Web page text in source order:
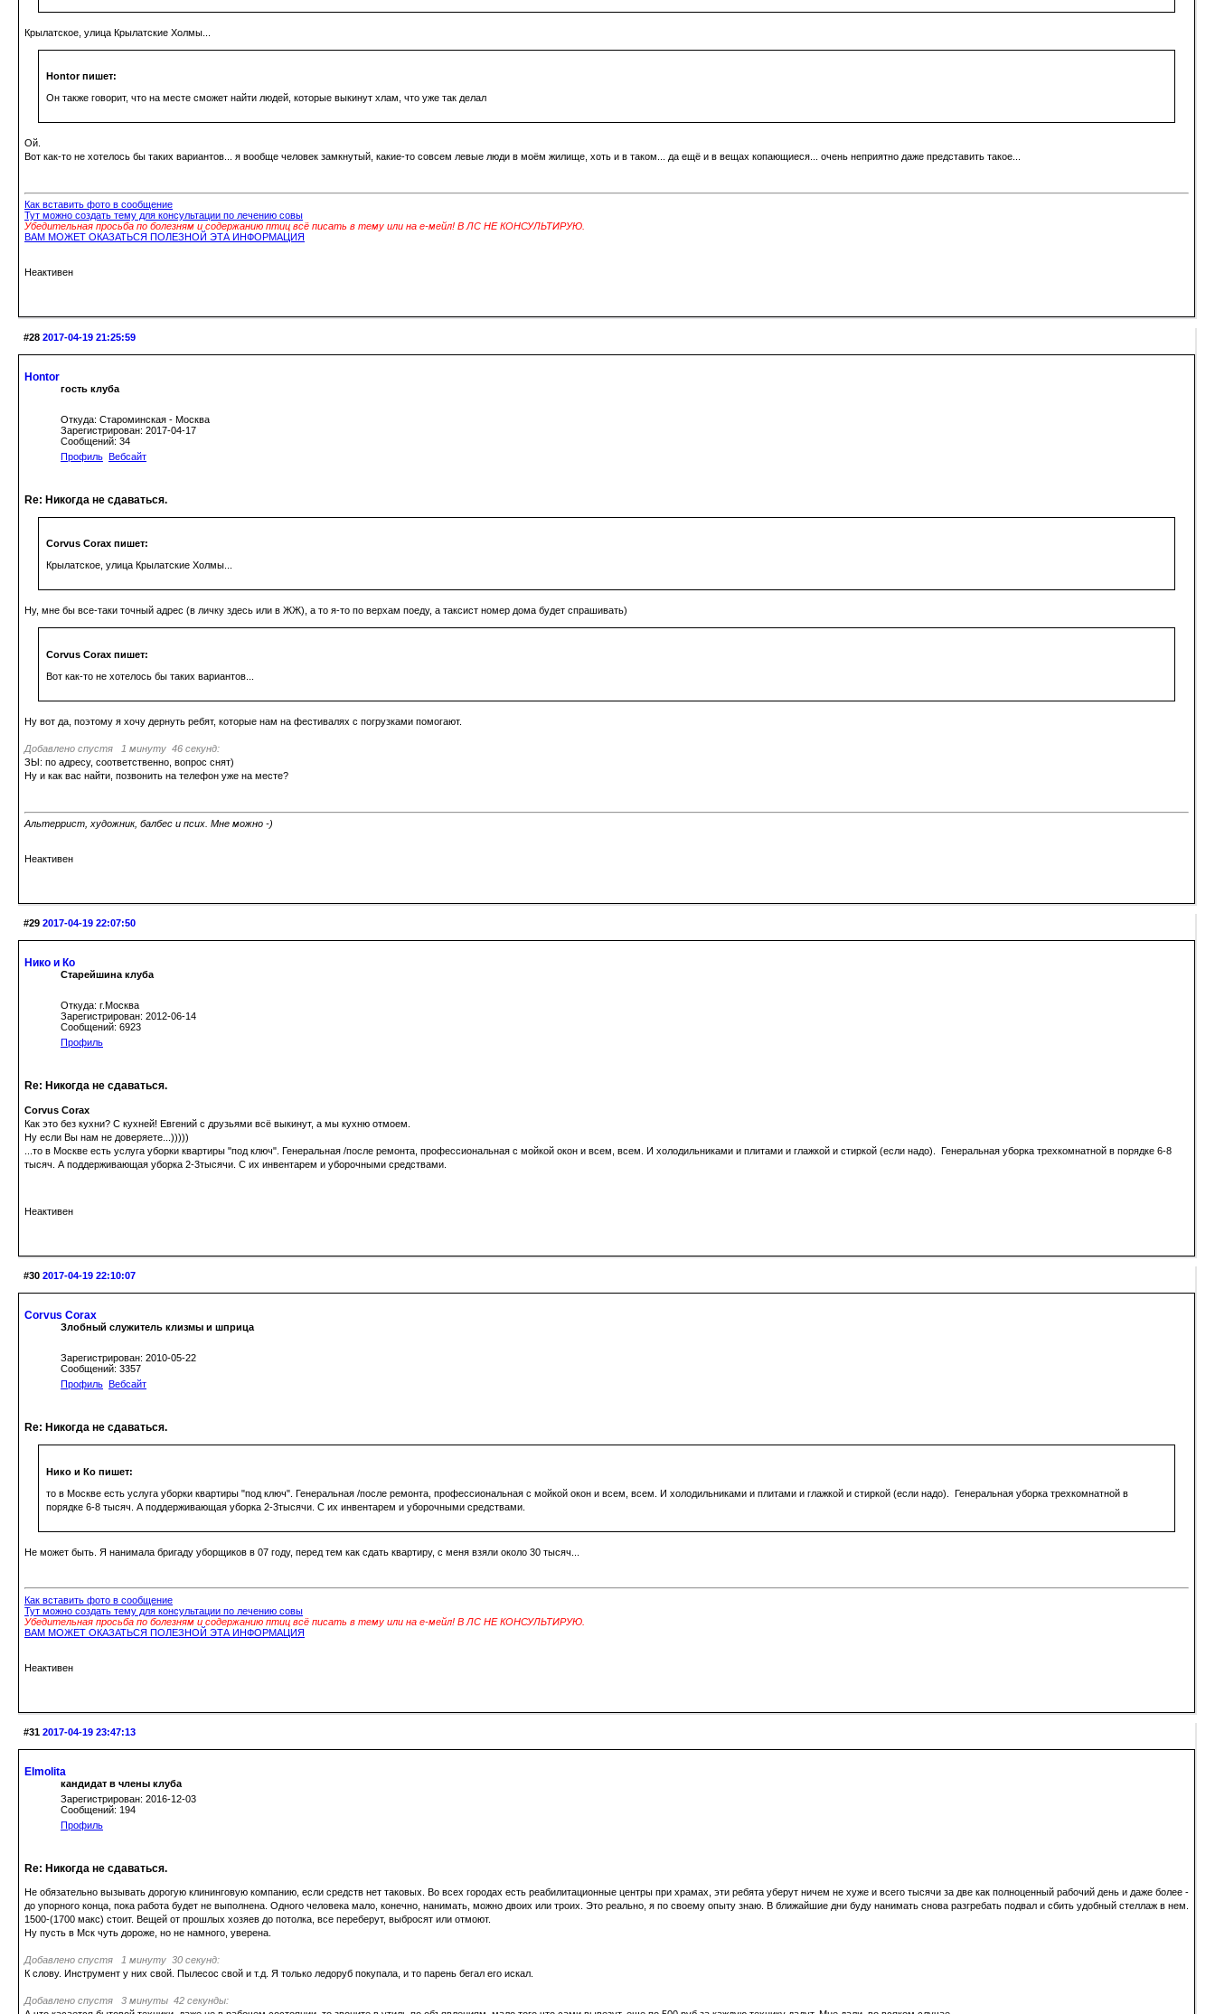
Крылатское, улица Крылатские Холмы...
Hontor пишет:
Он также говорит, что на месте сможет найти людей, которые выкинут хлам, что уже так делал
Ой.
Вот как-то не хотелось бы таких вариантов... я вообще человек замкнутый, какие-то совсем левые люди в моём жилище, хоть и в таком... да ещё и в вещах копающиеся... очень неприятно даже представить такое...
Как вставить фото в сообщение
Тут можно создать тему для консультации по лечению совы
Убедительная просьба по болезням и содержанию птиц всё писать в тему или на е-мейл! В ЛС НЕ КОНСУЛЬТИРУЮ.
ВАМ МОЖЕТ ОКАЗАТЬСЯ ПОЛЕЗНОЙ ЭТА ИНФОРМАЦИЯ
Неактивен
#28 2017-04-19 21:25:59
Hontor
гость клуба
Откуда: Староминская - Москва
Зарегистрирован: 2017-04-17
Сообщений: 34
Профиль Вебсайт
Re: Никогда не сдаваться.
Corvus Corax пишет:
Крылатское, улица Крылатские Холмы...
Ну, мне бы все-таки точный адрес (в личку здесь или в ЖЖ), а то я-то по верхам поеду, а таксист номер дома будет спрашивать)
Corvus Corax пишет:
Вот как-то не хотелось бы таких вариантов...
Ну вот да, поэтому я хочу дернуть ребят, которые нам на фестивалях с погрузками помогают.
Добавлено спустя 1 минуту 46 секунд:
ЗЫ: по адресу, соответственно, вопрос снят)
Ну и как вас найти, позвонить на телефон уже на месте?
Альтеррист, художник, балбес и псих. Мне можно -)
Неактивен
#29 2017-04-19 22:07:50
Нико и Ко
Старейшина клуба
Откуда: г.Москва
Зарегистрирован: 2012-06-14
Сообщений: 6923
Профиль
Re: Никогда не сдаваться.
Corvus Corax
Как это без кухни? С кухней! Евгений с друзьями всё выкинут, а мы кухню отмоем.
Ну если Вы нам не доверяете...)))))
...то в Москве есть услуга уборки квартиры "под ключ". Генеральная /после ремонта, профессиональная с мойкой окон и всем, всем. И холодильниками и плитами и глажкой и стиркой (если надо). Генеральная уборка трехкомнатной в порядке 6-8
тысяч. А поддерживающая уборка 2-3тысячи. С их инвентарем и уборочными средствами.
Неактивен
#30 2017-04-19 22:10:07
Corvus Corax
Злобный служитель клизмы и шприца
Зарегистрирован: 2010-05-22
Сообщений: 3357
Профиль Вебсайт
Re: Никогда не сдаваться.
Нико и Ко пишет:
то в Москве есть услуга уборки квартиры "под ключ". Генеральная /после ремонта, профессиональная с мойкой окон и всем, всем. И холодильниками и плитами и глажкой и стиркой (если надо). Генеральная уборка трехкомнатной в
порядке 6-8 тысяч. А поддерживающая уборка 2-3тысячи. С их инвентарем и уборочными средствами.
Не может быть. Я нанимала бригаду уборщиков в 07 году, перед тем как сдать квартиру, с меня взяли около 30 тысяч...
Как вставить фото в сообщение
Тут можно создать тему для консультации по лечению совы
Убедительная просьба по болезням и содержанию птиц всё писать в тему или на е-мейл! В ЛС НЕ КОНСУЛЬТИРУЮ.
ВАМ МОЖЕТ ОКАЗАТЬСЯ ПОЛЕЗНОЙ ЭТА ИНФОРМАЦИЯ
Неактивен
#31 2017-04-19 23:47:13
Elmolita
кандидат в члены клуба
Зарегистрирован: 2016-12-03
Сообщений: 194
Профиль
Re: Никогда не сдаваться.
Не обязательно вызывать дорогую клининговую компанию, если средств нет таковых. Во всех городах есть реабилитационные центры при храмах, эти ребята уберут ничем не хуже и всего тысячи за две как полноценный рабочий день и даже более -
до упорного конца, пока работа будет не выполнена. Одного человека мало, конечно, нанимать, можно двоих или троих. Это реально, я по своему опыту знаю. В ближайшие дни буду нанимать снова разгребать подвал и сбить удобный стеллаж в нем.
1500-(1700 макс) стоит. Вещей от прошлых хозяев до потолка, все переберут, выбросят или отмоют.
Ну пусть в Мск чуть дороже, но не намного, уверена.
Добавлено спустя 1 минуту 30 секунд:
К слову. Инструмент у них свой. Пылесос свой и т.д. Я только ледоруб покупала, и то парень бегал его искал.
Добавлено спустя 3 минуты 42 секунды: